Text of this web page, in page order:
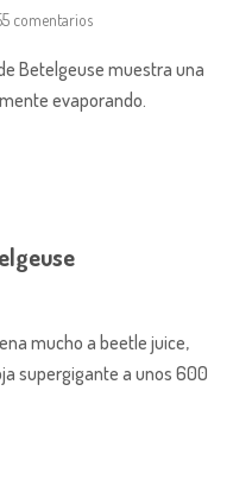
comentarios
Betelgeuse muestra una
evaporando.
mucho a beetle juice,
supergigante a unos 600